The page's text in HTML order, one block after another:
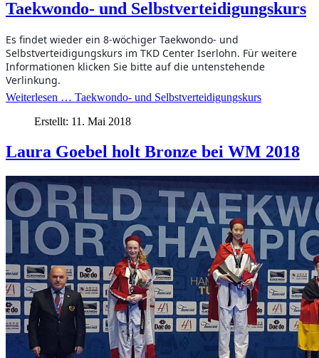
Taekwondo- und Selbstverteidigungskurs
Es findet wieder ein 8-wöchiger Taekwondo- und
Selbstverteidigungskurs im TKD Center Iserlohn. Für weitere
Informationen klicken Sie bitte auf die untenstehende
Verlinkung.
Weiterlesen … Taekwondo- und Selbstverteidigungskurs
Erstellt: 11. Mai 2018
Laura Goebel holt Bronze bei WM 2018